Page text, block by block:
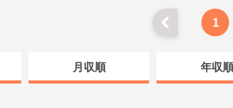
1
月収順 年収順